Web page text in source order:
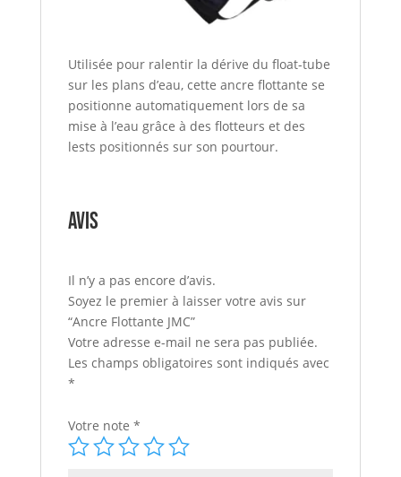
Utilisée pour ralentir la dérive du float-tube
sur les plans d’eau, cette ancre flottante se
positionne automatiquement lors de sa
mise à l’eau grâce à des flotteurs et des
lests positionnés sur son pourtour.
Avis
Il n’y a pas encore d’avis.
Soyez le premier à laisser votre avis sur
“Ancre Flottante JMC”
Votre adresse e-mail ne sera pas publiée.
Les champs obligatoires sont indiqués avec
*
Votre note *